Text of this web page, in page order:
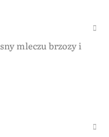
mleczu brzozy i